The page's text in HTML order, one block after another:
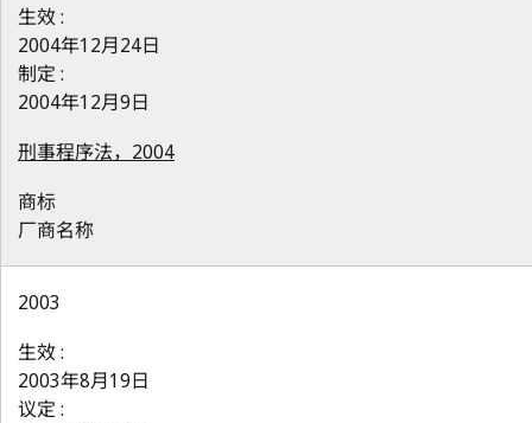
生效 :
2004年12月24日
制定 :
2004年12月9日
刑事程序法，2004
商标
厂商名称
2003
生效 :
2003年8月19日
议定 :